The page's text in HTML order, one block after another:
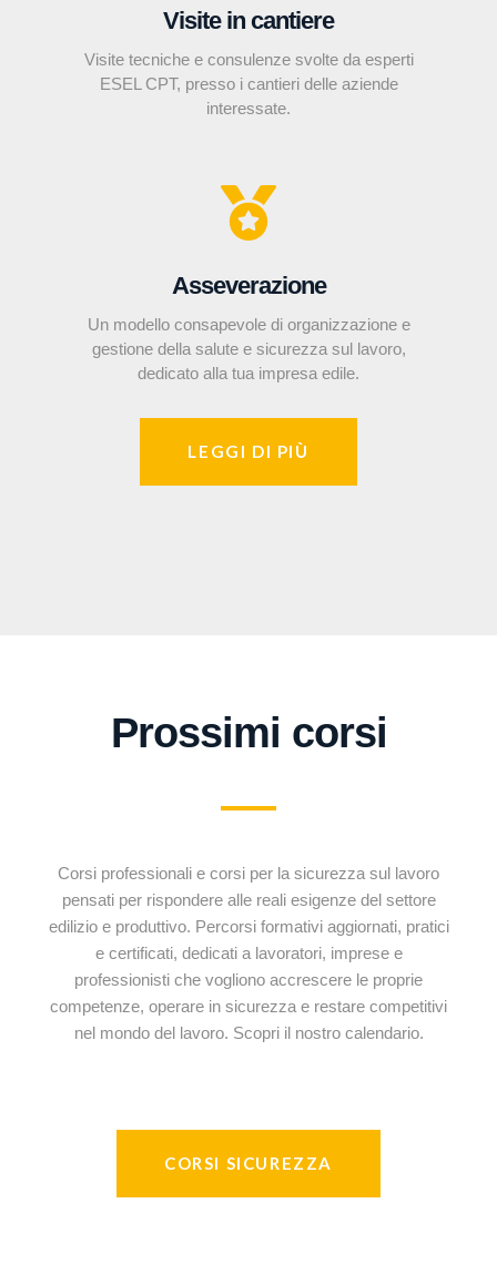
Visite in cantiere
Visite tecniche e consulenze svolte da esperti
ESEL CPT, presso i cantieri delle aziende
interessate.
Asseverazione
Un modello consapevole di organizzazione e
gestione della salute e sicurezza sul lavoro,
dedicato alla tua impresa edile.
LEGGI DI PIÙ
Prossimi corsi
Corsi professionali e corsi per la sicurezza sul lavoro
pensati per rispondere alle reali esigenze del settore
edilizio e produttivo. Percorsi formativi aggiornati, pratici
e certificati, dedicati a lavoratori, imprese e
professionisti che vogliono accrescere le proprie
competenze, operare in sicurezza e restare competitivi
nel mondo del lavoro. Scopri il nostro calendario.
CORSI SICUREZZA